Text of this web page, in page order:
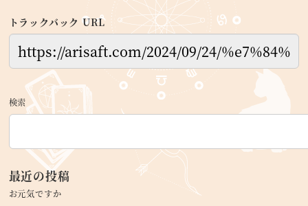
トラックバック URL
検索
最近の投稿
お元気ですか